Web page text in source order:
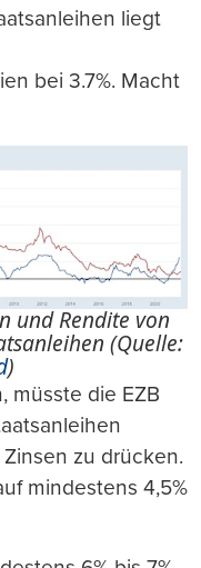
liegt
bei 3.7%. Macht
und Rendite von
(Quelle:
)
müsste die EZB
zu drücken.
mindestens 4,5%